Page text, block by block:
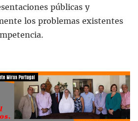
públicas y
los problemas existentes